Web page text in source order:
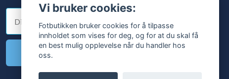
E-post Vi bruker cookies:
Fotbutikken bruker cookies for å tilpasse
innholdet som vises for deg, og for at du skal få
en best mulig opplevelse når du handler hos
oss.